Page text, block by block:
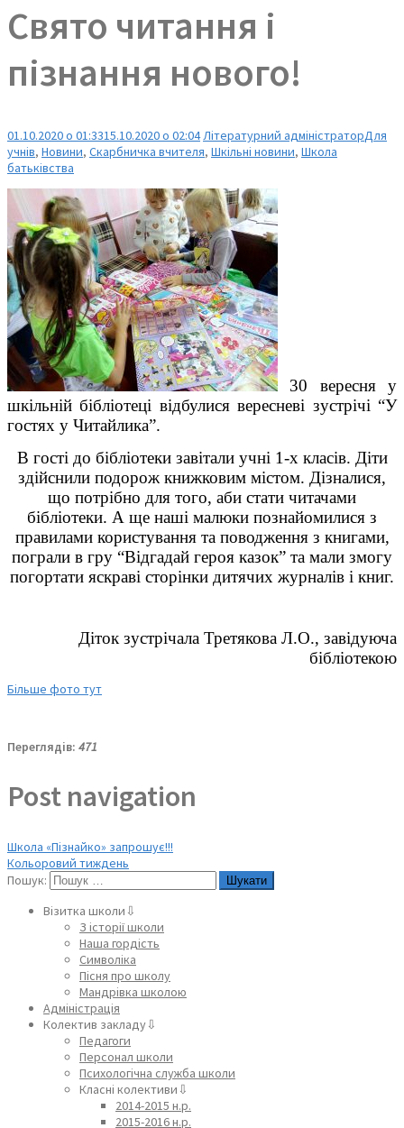
Свято читання і
пізнання нового!
01.10.2020 о 01:3315.10.2020 о 02:04Літературний адміністраторДля
учнів, Новини, Скарбничка вчителя, Шкільні новини, Школа
батьківства
30 вересня у
шкільній бібліотеці відбулися вересневі зустрічі “У
гостях у Читайлика”.
В гості до бібліотеки завітали учні 1-х класів. Діти
здійснили подорож книжковим містом. Дізналися,
що потрібно для того, аби стати читачами
бібліотеки. А ще наші малюки познайомилися з
правилами користування та поводження з книгами,
пограли в гру “Відгадай героя казок” та мали змогу
погортати яскраві сторінки дитячих журналів і книг.
Діток зустрічала Третякова Л.О., завідуюча
бібліотекою
Більше фото тут
Переглядів: 471
Post navigation
Школа «Пізнайко» запрошує!!!
Кольоровий тиждень
Пошук:
Візитка школи⇩
З історії школи
Наша гордість
Символіка
Пісня про школу
Мандрівка школою
Адміністрація
Колектив закладу⇩
Педагоги
Персонал школи
Психологічна служба школи
Класні колективи⇩
2014-2015 н.р.
2015-2016 н.р.